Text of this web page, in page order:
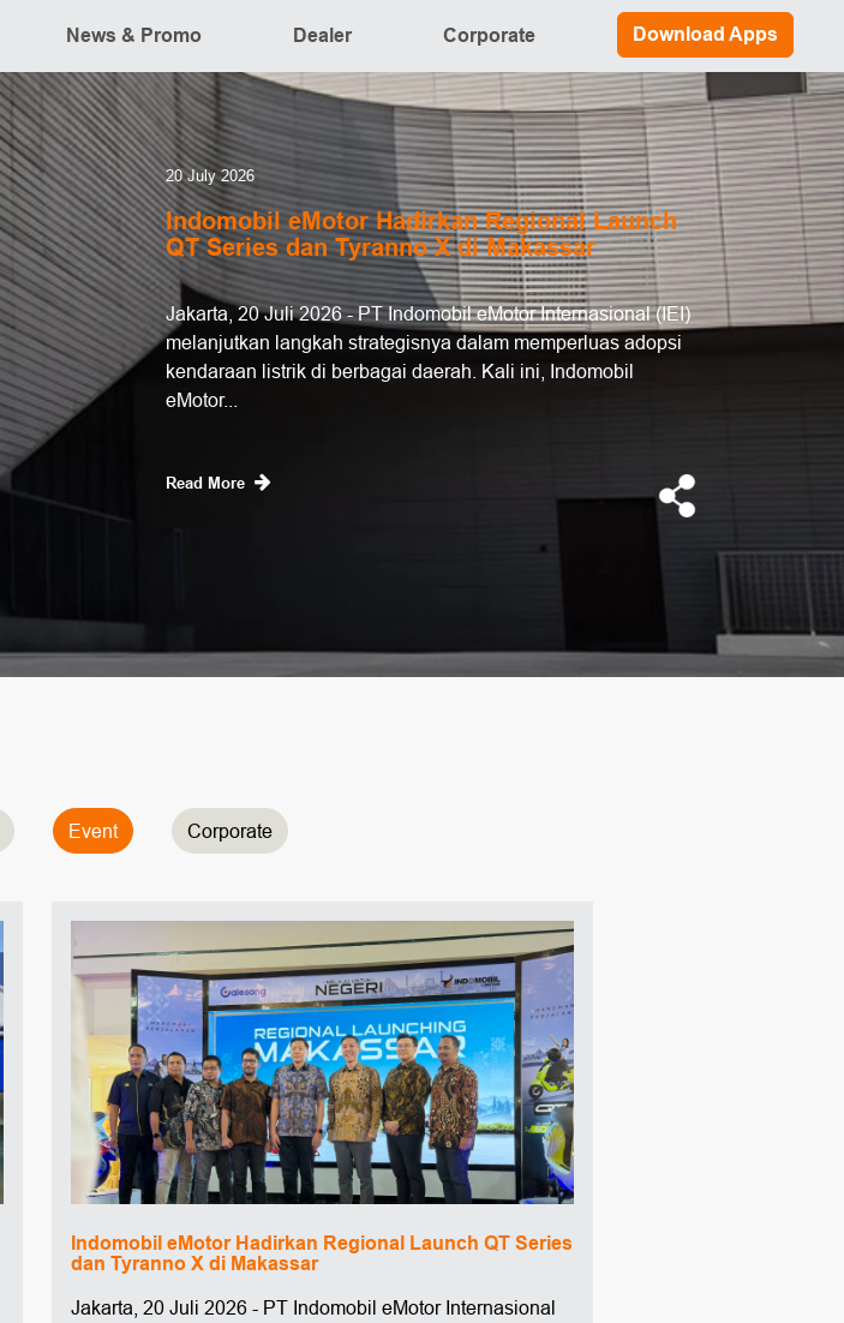
News & Promo Dealer Corporate Download Apps
20 July 2026
Indomobil eMotor Hadirkan Regional Launch
QT Series dan Tyranno X di Makassar
Jakarta, 20 Juli 2026 - PT Indomobil eMotor Internasional (IEI)
melanjutkan langkah strategisnya dalam memperluas adopsi
kendaraan listrik di berbagai daerah. Kali ini, Indomobil
eMotor...
Read More
Event Corporate
Indomobil eMotor Hadirkan Regional Launch QT Series
dan Tyranno X di Makassar
Jakarta, 20 Juli 2026 - PT Indomobil eMotor Internasional